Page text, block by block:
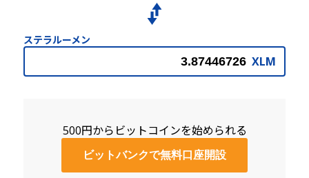
ステラルーメン
XLM
500円からビットコインを始められる
ビットバンクで無料口座開設